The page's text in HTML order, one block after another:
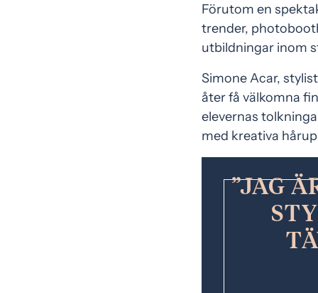
Förutom en
trender,
utbildningar inom
Simone Acar,
åter få välkomna
elevernas
med kreativa
JAG